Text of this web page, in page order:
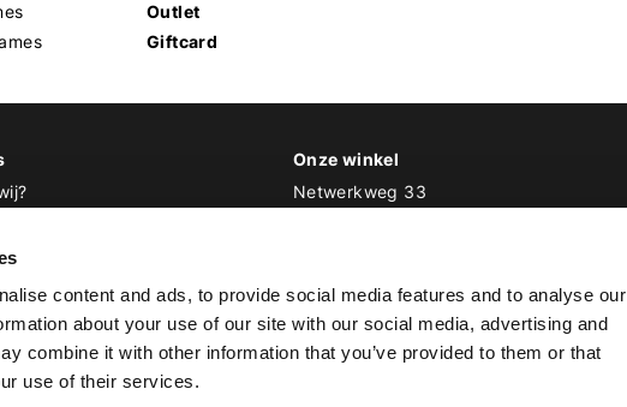
content and ads, to provide social media features and to analyse our
about your use of our site with our social media, advertising and
combine it with other information that you’ve provided to them or that
use of their services.
Outlet
Giftcard
Biker Outfit
Onze winkel
Netwerkweg 33
T 020 493 03 67